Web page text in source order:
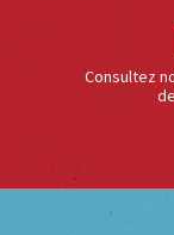
Consultez